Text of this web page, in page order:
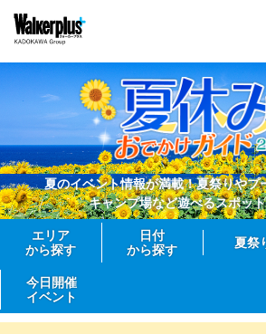
夏のイベント情報が満載！夏祭りやプ
キャンプ場など遊べるスポッ
エリア
から探す
日付
から探す
夏祭
今日開催
イベント